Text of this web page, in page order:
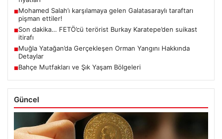
■Mohamed Salah’ı karşılamaya gelen Galatasaraylı taraftarı
pişman ettiler!
■Son dakika… FETÖ’cü terörist Burkay Karatepe’den suikast
itirafı
■Muğla Yatağan’da Gerçekleşen Orman Yangını Hakkında
Detaylar
■Bahçe Mutfakları ve Şık Yaşam Bölgeleri
Güncel